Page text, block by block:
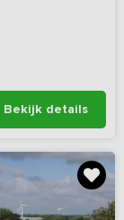
Bekijk details